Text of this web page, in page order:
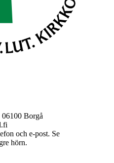
06100 Borgå
och e-post. Se
hörn.